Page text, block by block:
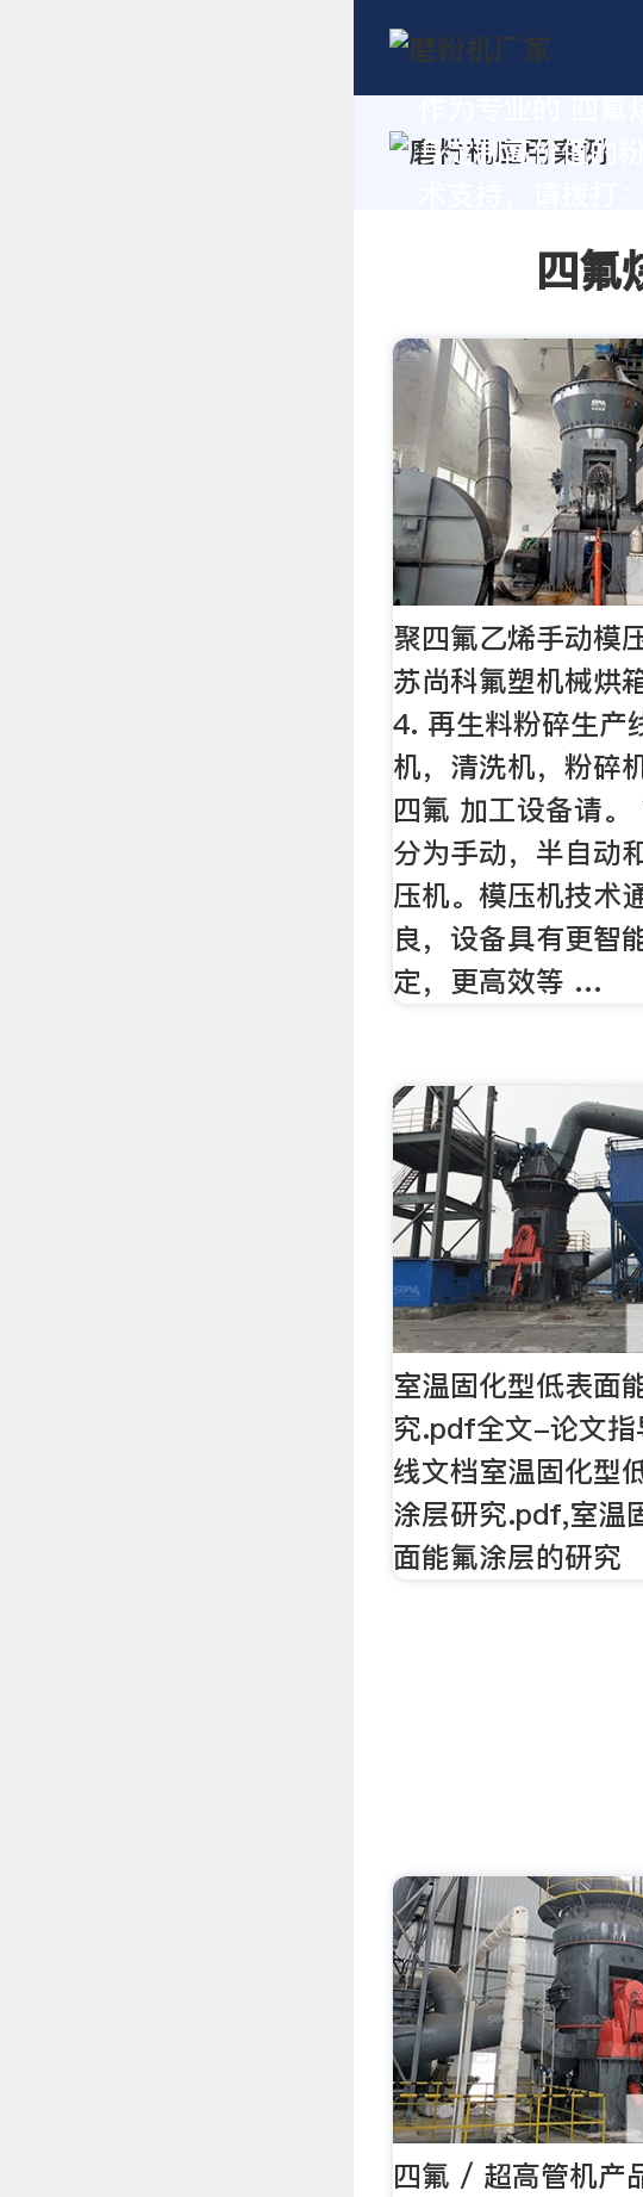
身定制高价值的
四氟
聚四氟乙烯手动模
苏尚科氟塑机械烘
4. 再生料粉碎生产
机，清洗机，粉碎
四氟 加工设备请
分为手动，半自动
压机。模压机技术
良，设备具有更智
定，更高效等 …
室温固化型低表面
究.pdf全文-论文
线文档室温固化型
涂层研究.pdf,室温
面能氟涂层的研究
四氟 / 超高管机产